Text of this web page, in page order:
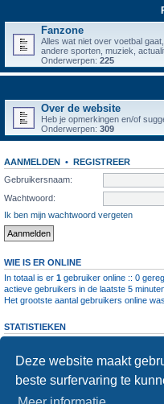
Deze website maakt
beste surfervaring te
Fanzone
Alles wat niet over voetbal
andere sporten, muziek,
Onderwerpen: 225
Over de website
Heb je opmerkingen en/of
Onderwerpen: 309
AANMELDEN • REGISTREER
Gebruikersnaam:
Wachtwoord:
Ik ben mijn wachtwoord vergeten
WIE IS ER ONLINE
In totaal is er 1 gebruiker online :: 0
actieve gebruikers in de laatste 5
Het grootste aantal gebruikers online was
STATISTIEKEN
Forumoverzicht Contact
KAA Gent kan nooit aansprakelijk